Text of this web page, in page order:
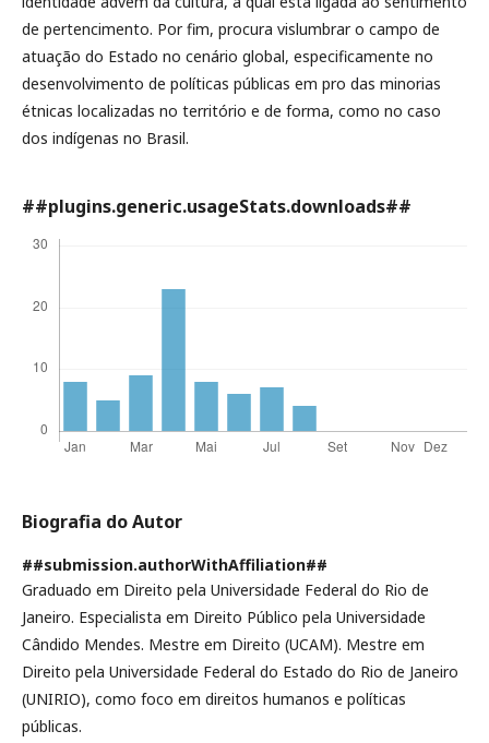
de pertencimento. Por fim, procura vislumbrar o campo de
atuação do Estado no cenário global, especificamente no
desenvolvimento de políticas públicas em pro das minorias
étnicas localizadas no território e de forma, como no caso
dos indígenas no Brasil.
##plugins.generic.usageStats.downloads##
Biografia do Autor
##submission.authorWithAffiliation##
Graduado em Direito pela Universidade Federal do Rio de
Janeiro. Especialista em Direito Público pela Universidade
Cândido Mendes. Mestre em Direito (UCAM). Mestre em
Direito pela Universidade Federal do Estado do Rio de Janeiro
(UNIRIO), como foco em direitos humanos e políticas
públicas.